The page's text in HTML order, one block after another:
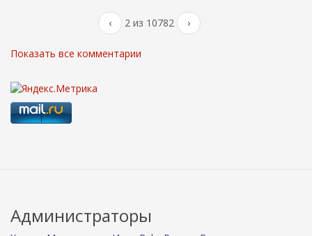
‹ 2 из 10782 ›
Показать все комментарии
Администраторы